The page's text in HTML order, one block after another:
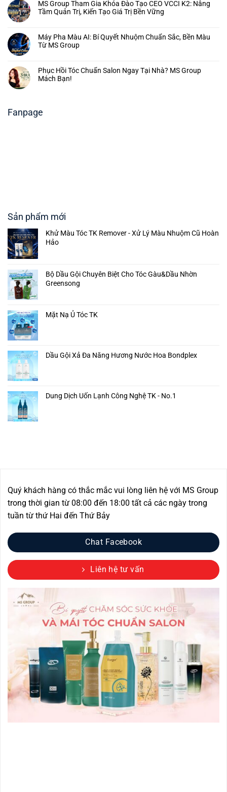
MS Group Tham Gia Khóa Đào Tạo CEO VCCI K2: Nâng
Tầm Quản Trị, Kiến Tạo Giá Trị Bền Vững
Máy Pha Màu AI: Bí Quyết Nhuộm Chuẩn Sắc, Bền Màu
Từ MS Group
Phục Hồi Tóc Chuẩn Salon Ngay Tại Nhà? MS Group
Mách Bạn!
Fanpage
Sản phẩm mới
Khử Màu Tóc TK Remover - Xử Lý Màu Nhuộm Cũ Hoàn
Hảo
Bộ Dầu Gội Chuyên Biệt Cho Tóc Gàu&Dầu Nhờn
Greensong
Mặt Nạ Ủ Tóc TK
Dầu Gội Xả Đa Năng Hương Nước Hoa Bondplex
Dung Dịch Uốn Lạnh Công Nghệ TK - No.1
Quý khách hàng có thắc mắc vui lòng liên hệ với MS Group
trong thời gian từ 08:00 đến 18:00 tất cả các ngày trong
tuần từ thứ Hai đến Thứ Bảy
Chat Facebook
Liên hệ tư vấn